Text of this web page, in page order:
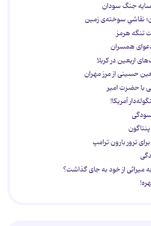
سایه جنگ سودان
نقاشیِ سوخته‌ی زمین
تنگه هرمز
اربعین در کربلا
حسینی از مرز مهران
با حضرت امیر
آمریکا!
ترور بارون ترامپ